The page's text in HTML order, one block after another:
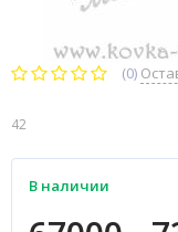
(0)
42
В наличии